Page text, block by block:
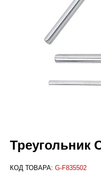
Треугольник
КОД ТОВАРА: G-F835502